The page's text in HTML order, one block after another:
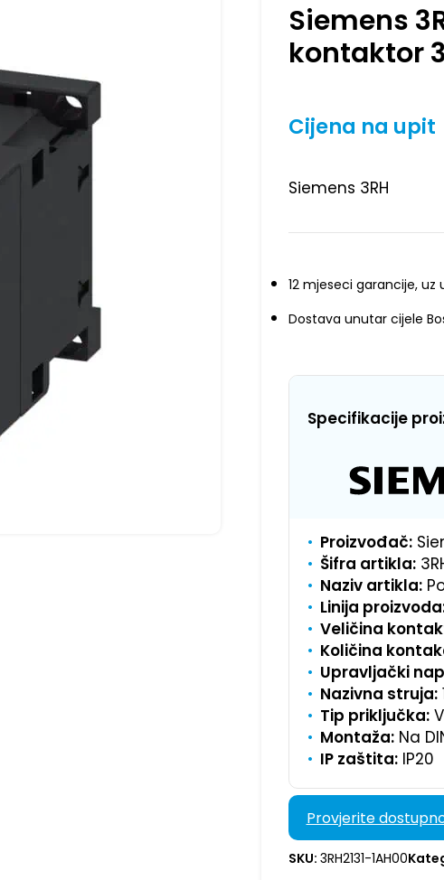
Siemens
kontaktor
Cijena na upit
Siemens 3RH
12 mjeseci garancije, uz
Dostava unutar cijele
Specifikacije
Proizvođač:
Šifra artikla:
Naziv artikla:
Linija
Veličina
Količina
Upravljački
Nazivna struja:
Tip priključka:
Montaža:Na
IP zaštita:IP20
Provjerite
SKU: 3RH2131-1AH00